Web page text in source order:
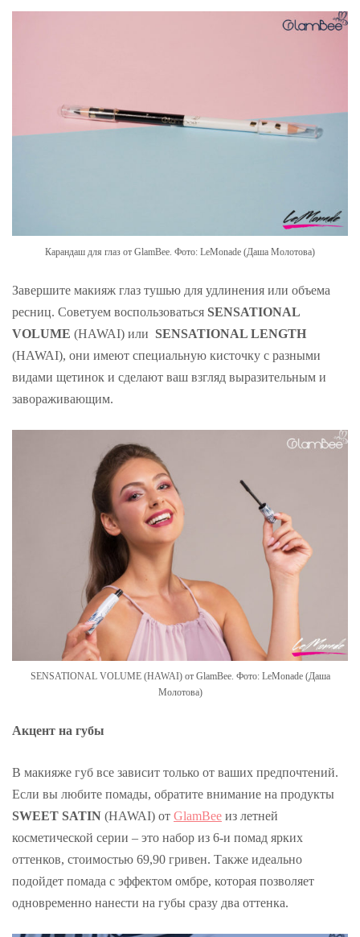
Карандаш для глаз от GlamBee. Фото: LeMonade (Даша Молотова)
Завершите макияж глаз тушью для удлинения или объема
ресниц. Советуем воспользоваться SENSATIONAL
VOLUME (HAWAI) или SENSATIONAL LENGTH
(HAWAI), они имеют специальную кисточку с разными
видами щетинок и сделают ваш взгляд выразительным и
завораживающим.
SENSATIONAL VOLUME (HAWAI) от GlamBee. Фото: LeMonade (Даша
Молотова)
Акцент на губы
В макияже губ все зависит только от ваших предпочтений.
Если вы любите помады, обратите внимание на продукты
SWEET SATIN (HAWAI) от GlamBee из летней
косметической серии – это набор из 6-и помад ярких
оттенков, стоимостью 69,90 гривен. Также идеально
подойдет помада с эффектом омбре, которая позволяет
одновременно нанести на губы сразу два оттенка.